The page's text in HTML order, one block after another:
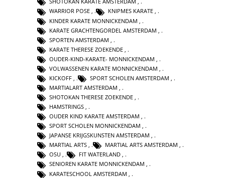
WARRIOR POSE , KNIPMES KARATE ,
KINDER KARATE MONNICKENDAM
KARATE GRACHTENGORDEL AMSTERDAM
SPORTEN AMSTERDAM
KARATE THERESE ZOEKENDE
OUDER-KIND-KARATE- MONNICKENDAM
VOLWASSENEN KARATE MONNICKENDAM
KICKOFF
SPORT SCHOLEN AMSTERDAM
MARTIALART AMSTERDAM
SHOTOKAN THERESE ZOEKENDE ,
HAMSTRINGS ,
OUDER KIND KARATE AMSTERDAM ,
SPORT SCHOLEN MONNICKENDAM ,
JAPANSE KRIJGSKUNSTEN AMSTERDAM ,
MARTIAL ARTS , MARTIAL ARTS AMSTERDAM ,
OSU , FIT WATERLAND ,
SENIOREN KARATE MONNICKENDAM ,
KARATESCHOOL AMSTERDAM